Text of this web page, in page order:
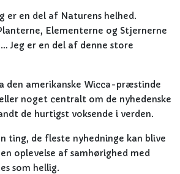
er en del af Naturens helhed.
Elementerne og Stjernerne
Jeg er en del af denne store
den amerikanske Wicca-præstinde
noget centralt om de nyhedenske
de hurtigst voksende i verden.
ting, de fleste nyhedninge kan blive
oplevelse af samhørighed med
som hellig.